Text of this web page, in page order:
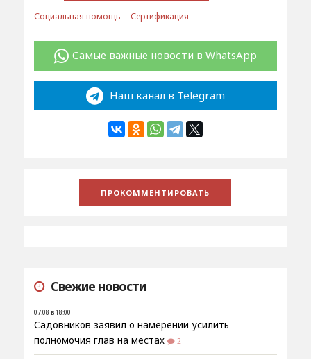
Социальная помощь
Сертификация
Самые важные новости в WhatsApp
Наш канал в Telegram
Свежие новости
07.08 в 18:00
Садовников заявил о намерении усилить
полномочия глав на местах
2